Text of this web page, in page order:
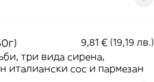
9,81 € (19,19 лв.)
три вида сирена,
италиански сос и пармезан